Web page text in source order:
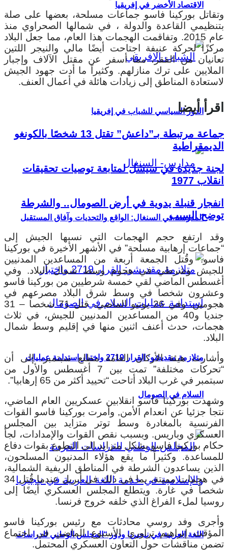
الاقتصاد الأخضر في إفريقيا
الدور السياسي للشباب في إفريقيا
المدرسة في السنغال: الواقع والتحديات وآفاق المستقبل
متلازمة مقديشو: القرار 2719 واختبار استدامة عمليات
السلام في الصومال
اللغة العربية في نيجيريا ودور “المجلس الوطني للدراسات
وتقاتل بوركينا فاسو جماعات مسلحة، بعضها على صلة
بتنظيمي القاعدة والدولة ، في شمالها الصحراوي منذ
عام 2015. وتفاقمت الهجمات هذا العام، مما جعل البلاد
مركزًا لحركة عنيفة اجتاحت أيضًا مالي والنيجر اللتين
تعانيان من الفقر، مما أسفر عن مقتل الآلاف وإجبار
الملايين على ترك منازلهم. وكثيراً ما أدت جهود الجيش
لاستعادة المناطق إلى زيادات هائلة في أعمال العنف.
اقرأ أيضا
جماعة مرتبطة بـ”داعش” تقتل 13 شخصًا بالكونغو
الديمقراطية
لجنة جديدة في سيشل لمتابعة توصيات تحقيقات
انقلاب 1977
انفجار قنبلة يدوية في أرض الصومال.. والشرطة
توضح السبب
وقد ارتفع حجم الهجمات التي نسبها الجيش إلى
“جماعات إرهابية مسلحة” في الأشهر الأخيرة في بوركينا
فاسو. وقُتل الجمعة أربعة من المساعدين المدنيين
للجيش وشرطي في هجوم وسط شمال البلاد. وفي
أغسطس الماضي لقي خمسة شرطيين من بوركينا فاسو
وعشرون شخصا في وسط شرق البلاد مصرعهم في
هجومين. وفي 26 يونيو الماضي، قتل 71 شخصا – 31
جنديا و40 من المساعدين المدنيين للجيش، في ثلاث
هجمات، حدث أعنف اثنين منها في إقليم وسط شمال
البلاد.
وأشارت هيئة الأركان العامة مطلع سبتمبر، إلى أن
“تحركات مختلفة” تمت بين 7 أغسطس والأول من
سبتمبر في غرب البلاد أتاحت “تحييد أكثر من 65 إرهابيا”.
وشهدت بوركينا فاسو انقلابين عسكريين العام الماضي،
نتجا جزئيا عن انعدام الأمن, وأمرت بوركينا فاسو القوات
الفرنسية بالمغادرة وسط توتر متزايد بين المجلس
العسكري وباريس. وبسبب نقص القوات والإمدادات، لجأ
حكام بوركينا فاسو بشكل متزايد إلى التطوع بقوات دفاع
للمساعدة. وكثيراً ما يقع هؤلاء المدنيون المسلحون،
الذين يساعدون الشرطة في المناطق الريفية الشمالية،
في هجمات مميتة، بما في ذلك في أبريل عندما قُتل 34
شخصاً في غارة. ويتطلع المجلس العسكري أيضًا إلى
روسيا لملء الفراغ الذي خلفه خروج فرنسا.
وأجرى وفد روسي محادثات مع رئيس بوركينا فاسو
المؤقت إبراهيم تراوري الأسبوع الماضي في اجتماع
تضمن مناقشات حول التعاون العسكري المحتمل.